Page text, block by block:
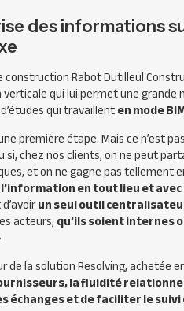
des informations
construction Rabot Dutilleul
qui lui permet une
qui travaillenten mode
première étape. Mais ce n’est
si, chez nos clients, on ne peut
et on ne gagne pas tellement
en tout lieu et
un seul outil
acteurs,qu’ils soient internes
de la solution Resolving, achetée
la fluidité
échanges et de faciliter le